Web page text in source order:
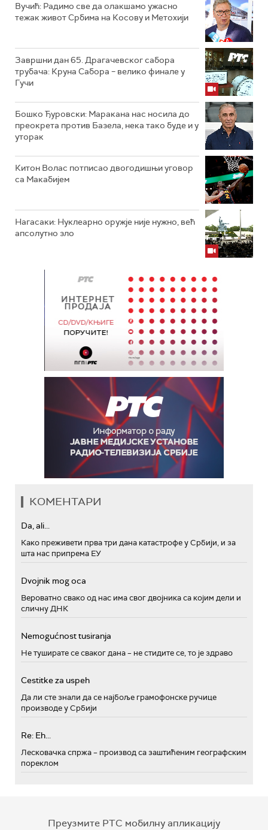
Вучић: Радимо све да олакшамо ужасно
тежак живот Србима на Косову и Метохији
Завршни дан 65. Драгачевског сабора
трубача: Круна Сабора – велико финале у
Гучи
Бошко Ђуровски: Маракана нас носила до
преокрета против Базела, нека тако буде и у
уторак
Китон Волас потписао двогодишњи уговор
са Макабијем
Нагасаки: Нуклеарно оружје није нужно, већ
апсолутно зло
КОМЕНТАРИ
Da, ali...
Како преживети прва три дана катастрофе у Србији, и за
шта нас припрема ЕУ
Dvojnik mog oca
Вероватно свако од нас има свог двојника са којим дели и
сличну ДНК
Nemogućnost tusiranja
Не туширате се сваког дана – не стидите се, то је здраво
Cestitke za uspeh
Да ли сте знали да се најбоље грамофонске ручице
производе у Србији
Re: Eh...
Лесковачка спржа – производ са заштићеним географским
пореклом
Преузмите РТС мобилну апликацију